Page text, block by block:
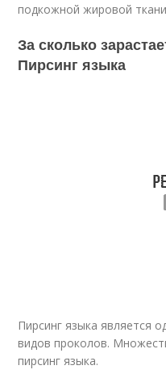
подкожной жировой
За сколько
Пирсинг языка
Пирсинг языка является
видов проколов.
пирсинг языка.